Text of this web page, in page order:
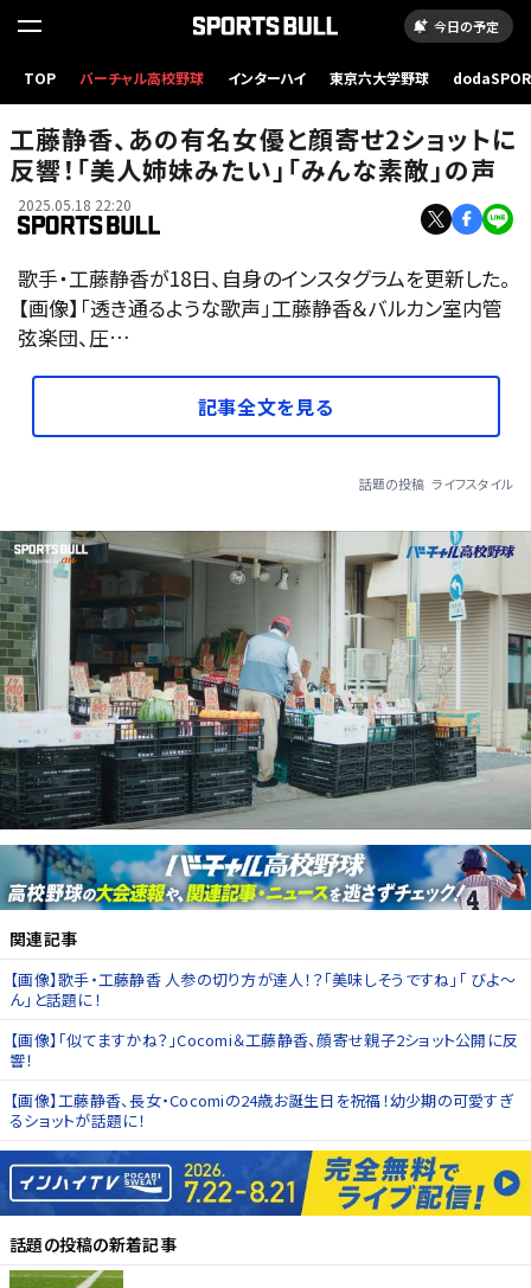
今日の予定
TOP バーチャル高校野球 インターハイ 東京六大学野球
工藤静香、あの有名女優と顔寄せ2ショットに
反響！「美人姉妹みたい」「みんな素敵」の声
2025.05.18 22:20
歌手・工藤静香が18日、自身のインスタグラムを更新した。
【画像】「透き通るような歌声」工藤静香＆バルカン室内管
弦楽団、圧…
記事全文を見る
話題の投稿 ライフスタイル
関連記事
【画像】歌手・工藤静香 人参の切り方が達人！？「美味しそうですね」「 びよ〜
ん」と話題に！
【画像】「似てますかね？」Cocomi＆工藤静香、顔寄せ親子2ショット公開に反
響！
【画像】工藤静香、長女・Cocomiの24歳お誕生日を祝福！幼少期の可愛すぎ
るショットが話題に！
話題の投稿の新着記事